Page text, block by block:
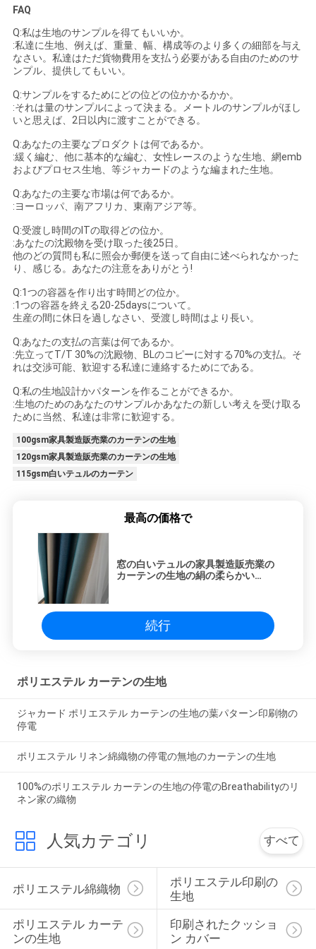
FAQ
Q:私は生地のサンプルを得てもいいか。
:私達に生地、例えば、重量、幅、構成等のより多くの細部を与え
なさい。私達はただ貨物費用を支払う必要がある自由のためのサ
ンプル、提供してもいい。
Q:サンプルをするためにどの位どの位かかるかか。
:それは量のサンプルによって決まる。メートルのサンプルがほし
いと思えば、2日以内に渡すことができる。
Q:あなたの主要なプロダクトは何であるか。
:緩く編む、他に基本的な編む、女性レースのような生地、網emb
およびプロセス生地、等ジャカードのような編まれた生地。
Q:あなたの主要な市場は何であるか。
:ヨーロッパ、南アフリカ、東南アジア等。
Q:受渡し時間のITの取得どの位か。
:あなたの沈殿物を受け取った後25日。
他のどの質問も私に照会か郵便を送って自由に述べられなかった
り、感じる。あなたの注意をありがとう!
Q:1つの容器を作り出す時間どの位か。
:1つの容器を終える20-25daysについて。
生産の間に休日を過しなさい、受渡し時間はより長い。
Q:あなたの支払の言葉は何であるか。
:先立ってT/T 30%の沈殿物、BLのコピーに対する70%の支払。そ
れは交渉可能、歓迎する私達に連絡するためにである。
Q:私の生地設計かパターンを作ることができるか。
:生地のためのあなたのサンプルかあなたの新しい考えを受け取る
ために当然、私達は非常に歓迎する。
100gsm家具製造販売業のカーテンの生地
120gsm家具製造販売業のカーテンの生地
115gsm白いテュルのカーテン
最高の価格で
窓の白いテュルの家具製造販売業の
カーテンの生地の絹の柔らかい
続行
ポリエステル カーテンの生地
ジャカード ポリエステル カーテンの生地の葉パターン印刷物の
停電
ポリエステル リネン綿織物の停電の無地のカーテンの生地
100%のポリエステル カーテンの生地の停電のBreathabilityのリ
ネン家の織物
人気カテゴリ すべて
ポリエステル綿織物
ポリエステル印刷の
生地
ポリエステル カーテ
ンの生地
印刷されたクッショ
ン カバー